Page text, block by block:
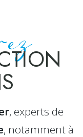
, experts de
, notamment à